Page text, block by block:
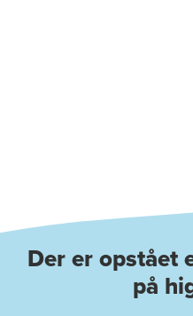
Der er opstået
på